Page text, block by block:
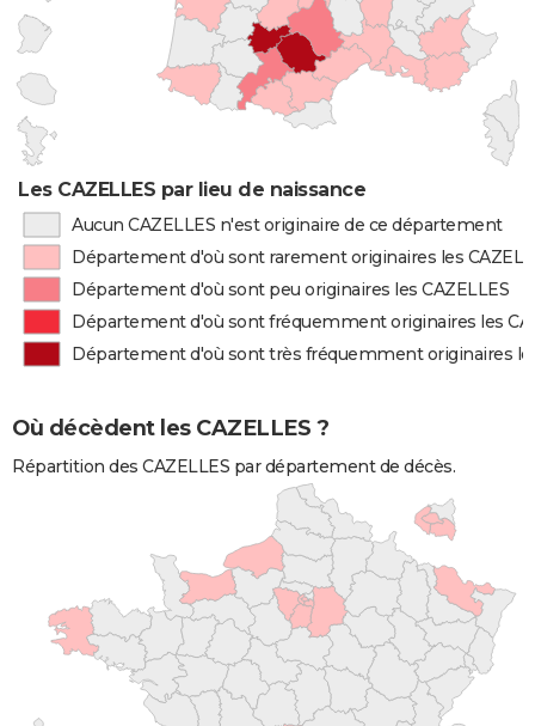
Les CAZELLES par lieu de naissance
Aucun CAZELLES n'est originaire de ce département
Département d'où sont rarement originaires les
Département d'où sont peu originaires les CAZELLES
Département d'où sont fréquemment originaires les
Département d'où sont très fréquemment originaires
Où décèdent les CAZELLES ?
Répartition des CAZELLES par département de décès.